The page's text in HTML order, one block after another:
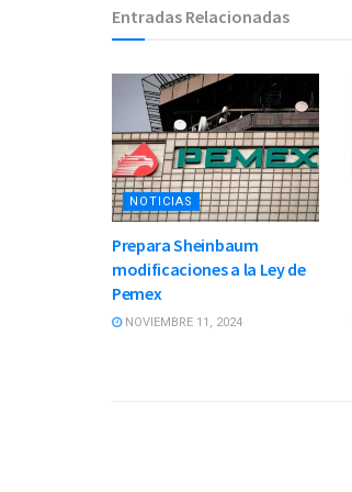
Entradas Relacionadas
NOTICIAS
Prepara Sheinbaum
modificaciones a la Ley de
Pemex
NOVIEMBRE 11, 2024